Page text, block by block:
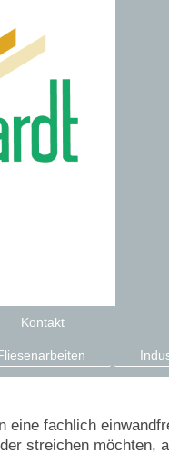
Kontakt
eine fachlich
streichen möchten,